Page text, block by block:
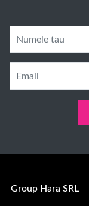
Numele tau
Email
Group Hara SRL